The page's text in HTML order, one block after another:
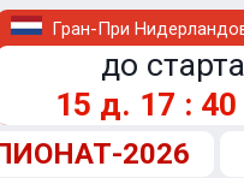
Гран-При
до
15 д. 17 : 40
2026